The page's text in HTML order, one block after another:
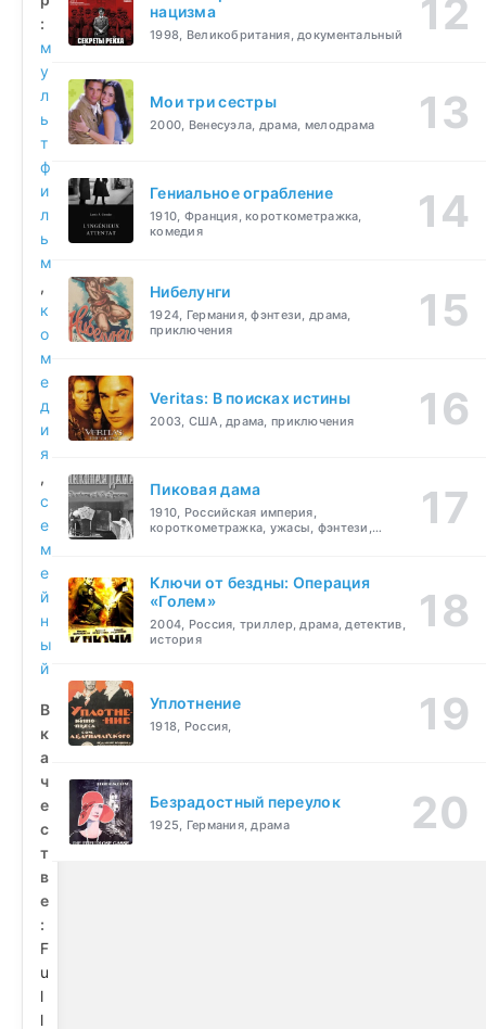
:
м
у
л
ь
т
ф
и
л
ь
м
,
к
о
м
е
д
и
я
,
с
е
м
е
й
н
ы
й
В
к
а
ч
е
с
т
в
е
:
F
u
l
l
нацизма
1998, Великобритания, документальный
Мои три сестры
2000, Венесуэла, драма, мелодрама
Гениальное ограбление
1910, Франция, короткометражка,
комедия
Нибелунги
1924, Германия, фэнтези, драма,
приключения
Veritas: В поисках истины
2003, США, драма, приключения
Пиковая дама
1910, Российская империя,
короткометражка, ужасы, фэнтези,
Ключи от бездны: Операция
«Голем»
2004, Россия, триллер, драма, детектив,
история
Уплотнение
1918, Россия,
Безрадостный переулок
1925, Германия, драма